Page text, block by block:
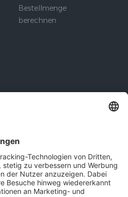
Bestellmenge
berechnen